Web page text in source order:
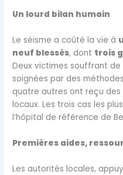
Un lourd bilan humain
Le séisme a coûté la vie à
neuf blessés, dont trois
Deux victimes souffrant
soignées par des
quatre autres ont reçu
locaux. Les trois cas les
l’hôpital de référence de
Premières aides,
Les autorités locales,